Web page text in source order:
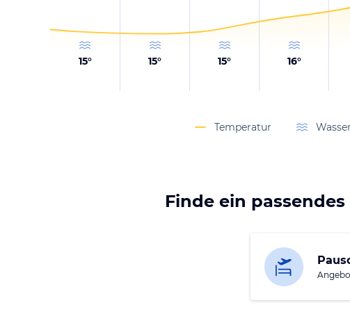
15° 15° 15° 16°
Temperatur
Finde ein